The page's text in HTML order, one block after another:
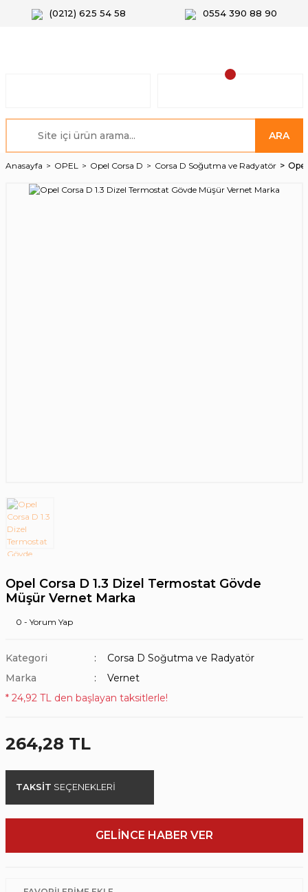
(0212) 625 54 58 0554 390 88 90
ARA
Anasayfa OPEL Opel Corsa D Corsa D Soğutma ve Radyatör
Opel Corsa D 1.3 Dizel Termostat Gövde
Müşür Vernet Marka
0 - Yorum Yap
Kategori
Corsa D Soğutma ve Radyatör
Marka
Vernet
* 24,92 TL den başlayan taksitlerle!
264,28 TL
TAKSİT SEÇENEKLERİ
GELİNCE HABER VER